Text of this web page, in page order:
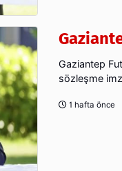
Gaziantep
sözleşme
1 hafta önce